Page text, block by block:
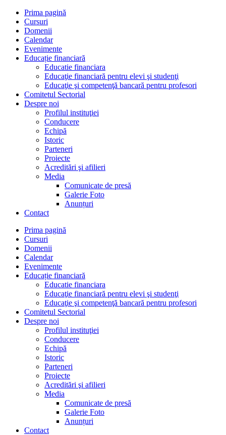
Prima pagină
Cursuri
Domenii
Calendar
Evenimente
Educație financiară
Educatie financiara
Educaţie financiară pentru elevi şi studenţi
Educaţie şi competenţă bancară pentru profesori
Comitetul Sectorial
Despre noi
Profilul instituţiei
Conducere
Echipă
Istoric
Parteneri
Proiecte
Acreditări şi afilieri
Media
Comunicate de presă
Galerie Foto
Anunțuri
Contact
Prima pagină
Cursuri
Domenii
Calendar
Evenimente
Educație financiară
Educatie financiara
Educaţie financiară pentru elevi şi studenţi
Educaţie şi competenţă bancară pentru profesori
Comitetul Sectorial
Despre noi
Profilul instituţiei
Conducere
Echipă
Istoric
Parteneri
Proiecte
Acreditări şi afilieri
Media
Comunicate de presă
Galerie Foto
Anunțuri
Contact